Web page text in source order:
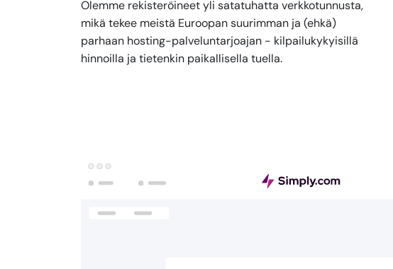
Olemme rekisteröineet yli satatuhatta verkkotunnusta,
mikä tekee meistä Euroopan suurimman ja (ehkä)
parhaan hosting-palveluntarjoajan - kilpailukykyisillä
hinnoilla ja tietenkin paikallisella tuella.